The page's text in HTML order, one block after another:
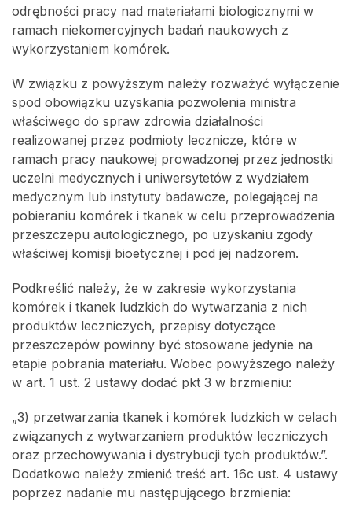
odrębności pracy nad materiałami biologicznymi w
ramach niekomercyjnych badań naukowych z
wykorzystaniem komórek.
W związku z powyższym należy rozważyć wyłączenie
spod obowiązku uzyskania pozwolenia ministra
właściwego do spraw zdrowia działalności
realizowanej przez podmioty lecznicze, które w
ramach pracy naukowej prowadzonej przez jednostki
uczelni medycznych i uniwersytetów z wydziałem
medycznym lub instytuty badawcze, polegającej na
pobieraniu komórek i tkanek w celu przeprowadzenia
przeszczepu autologicznego, po uzyskaniu zgody
właściwej komisji bioetycznej i pod jej nadzorem.
Podkreślić należy, że w zakresie wykorzystania
komórek i tkanek ludzkich do wytwarzania z nich
produktów leczniczych, przepisy dotyczące
przeszczepów powinny być stosowane jedynie na
etapie pobrania materiału. Wobec powyższego należy
w art. 1 ust. 2 ustawy dodać pkt 3 w brzmieniu:
„3) przetwarzania tkanek i komórek ludzkich w celach
związanych z wytwarzaniem produktów leczniczych
oraz przechowywania i dystrybucji tych produktów.”.
Dodatkowo należy zmienić treść art. 16c ust. 4 ustawy
poprzez nadanie mu następującego brzmienia: